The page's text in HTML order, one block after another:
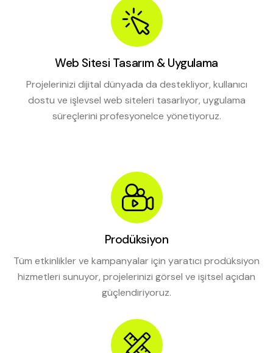
Web Sitesi Tasarım & Uygulama
Projelerinizi dijital dünyada da destekliyor, kullanıcı
dostu ve işlevsel web siteleri tasarlıyor, uygulama
süreçlerini profesyonelce yönetiyoruz.
Prodüksiyon
Tüm etkinlikler ve kampanyalar için yaratıcı prodüksiyon
hizmetleri sunuyor, projelerinizi görsel ve işitsel açıdan
güçlendiriyoruz.